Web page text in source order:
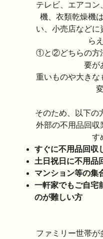
テレビ、エアコン
機、衣類乾燥機
い、小売店などに
ら
①と②どちらの方
要が
重いものや大きな
そのため、以下
外部の不用品回収
す
すぐに不用品回収
土日祝日に不用品
マンション等の集
一軒家でもご自宅
のが難しい方
ファミリー世帯が